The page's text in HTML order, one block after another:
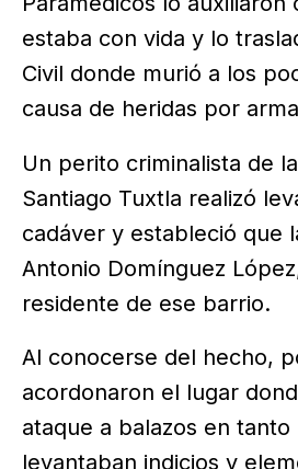
estaba con vida y lo
Civil donde murió a los
causa de heridas por
Un perito criminalista de
Santiago Tuxtla realizó
cadáver y estableció que
Antonio Domínguez
residente de ese barrio.
Al conocerse del hecho,
acordonaron el lugar
ataque a balazos en
levantaban indicios y